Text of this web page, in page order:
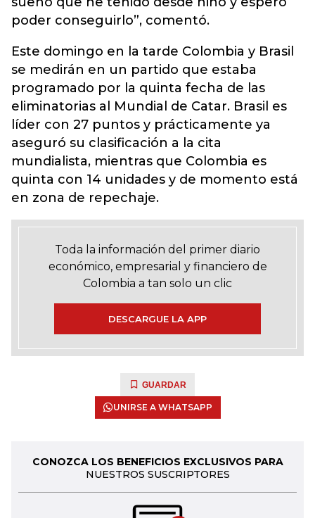
poder conseguirlo”, comentó.
Este domingo en la tarde Colombia y Brasil
se medirán en un partido que estaba
programado por la quinta fecha de las
eliminatorias al Mundial de Catar. Brasil es
líder con 27 puntos y prácticamente ya
aseguró su clasificación a la cita
mundialista, mientras que Colombia es
quinta con 14 unidades y de momento está
en zona de repechaje.
Toda la información del primer diario
económico, empresarial y financiero de
Colombia a tan solo un clic
DESCARGUE LA APP
GUARDAR
UNIRSE A WHATSAPP
CONOZCA LOS BENEFICIOS EXCLUSIVOS PARA
NUESTROS SUSCRIPTORES